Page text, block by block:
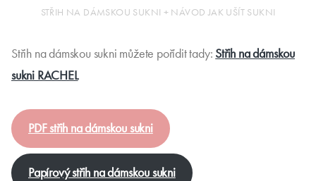
STŘIH NA DÁMSKOU SUKNI + NÁVOD JAK UŠÍT SUKNI
Střih na dámskou sukni můžete pořídit tady: Střih na dámskou
sukni RACHEL
PDF střih na dámskou sukni
Papírový střih na dámskou sukni